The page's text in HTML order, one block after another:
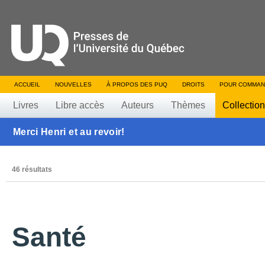
ACCUEIL NOUVELLES À PROPOS DES PUQ DROITS POUR
Livres Libre accès Auteurs Thèmes
Merci Henri et au revoir!
46 résultats
Santé